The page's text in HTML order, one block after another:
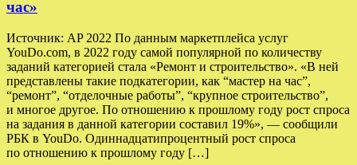
час»
Источник: AP 2022 По данным маркетплейса услуг
YouDo.com, в 2022 году самой популярной по количеству
заданий категорией стала «Ремонт и строительство». «В ней
представлены такие подкатегории, как “мастер на час”,
“ремонт”, “отделочные работы”, “крупное строительство”,
и многое другое. По отношению к прошлому году рост спроса
на задания в данной категории составил 19%», — сообщили
РБК в YouDo. Одиннадцатипроцентный рост спроса
по отношению к прошлому году […]